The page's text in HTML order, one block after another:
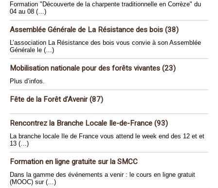
Formation "Découverte de la charpente traditionnelle en Corrèze" du
04 au 08 (…)
Assemblée Générale de La Résistance des bois (38)
L’association La Résistance des bois vous convie à son Assemblée
Générale le (…)
Mobilisation nationale pour des forêts vivantes (23)
Plus d’infos.
Fête de la Forêt d’Avenir (87)
Rencontrez la Branche Locale Ile-de-France (93)
La branche locale Ile de France vous attend le week end des 12 et et
13 (…)
Formation en ligne gratuite sur la SMCC
Dans la gamme des événements a venir : le cours en ligne gratuit
(MOOC) sur (…)